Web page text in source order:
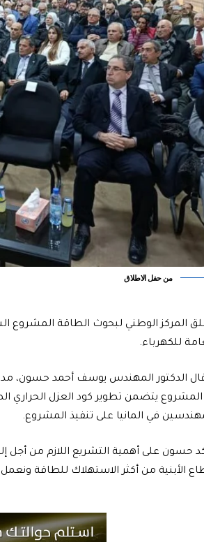
من حفل الاطلاق
المركز الوطني لبحوث الطاقة المشروع
للكهرباء.
في المانيا على تنفيذ المشروع.
حسون على أهمية التشريع اللازم من أجل
الأبنية من أكثر الاستهلاك للطاقة